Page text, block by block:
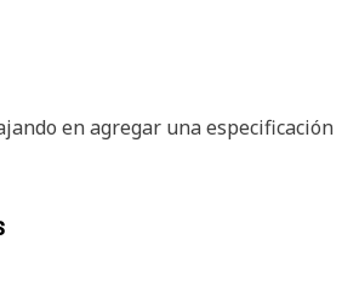
en agregar una especificación